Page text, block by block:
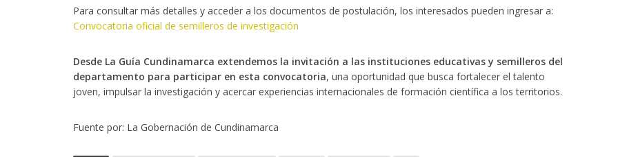
Para consultar más detalles y acceder a los documentos de postulación, los interesados pueden ingresar a:
Convocatoria oficial de semilleros de investigación
Desde La Guía Cundinamarca extendemos la invitación a las instituciones educativas y semilleros del
departamento para participar en esta convocatoria, una oportunidad que busca fortalecer el talento
joven, impulsar la investigación y acercar experiencias internacionales de formación científica a los territorios.
Fuente por: La Gobernación de Cundinamarca